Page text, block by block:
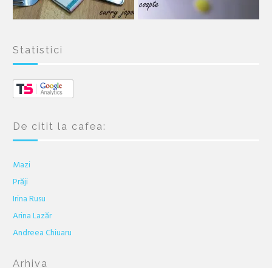
Statistici
De citit la cafea:
Mazi
Prăji
Irina Rusu
Arina Lazăr
Andreea Chiuaru
Arhiva